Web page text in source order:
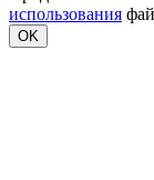
использования
OK